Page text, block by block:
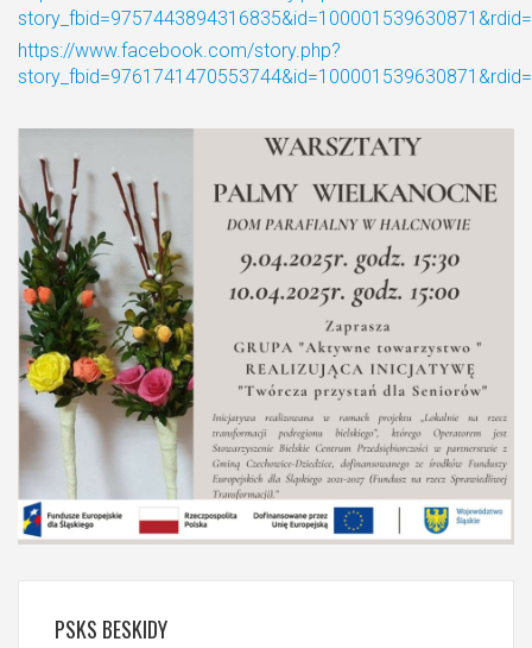
https://www.facebook.com/story.php?
PSKS BESKIDY